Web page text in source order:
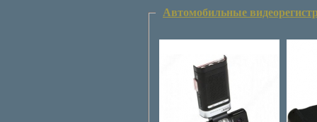
Автомобильные